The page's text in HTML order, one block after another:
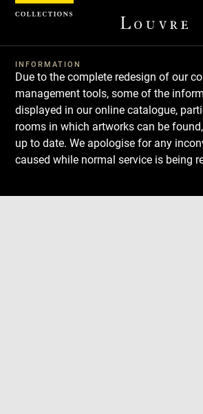
INFORMATION
Due to the complete redesign of our
management tools, some of the
displayed in our online catalogue,
rooms in which artworks can be
up to date. We apologise for any
caused while normal service is being
Download
Next
Previous
Cookies management panel